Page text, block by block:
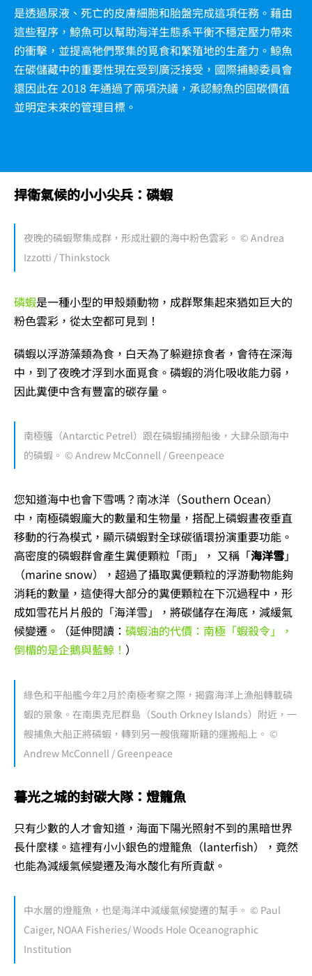
是透過尿液、死亡的皮膚細胞和胎盤完成這項任務。藉由
這些程序，鯨魚可以幫助海洋生態系平衡不穩定壓力帶來
的衝擊，並提高牠們聚集的覓食和繁殖地的生產力。鯨魚
在碳儲藏中的重要性現在受到廣泛接受，國際捕鯨委員會
還因此在 2018 年通過了兩項決議，承認鯨魚的固碳價值
並明定未來的管理目標。
捍衛氣候的小小尖兵：磷蝦
夜晚的磷蝦聚集成群，形成壯觀的海中粉色雲彩。 © Andrea
Izzotti / Thinkstock
磷蝦是一種小型的甲殼類動物，成群聚集起來猶如巨大的
粉色雲彩，從太空都可見到！
磷蝦以浮游藻類為食，白天為了躲避掠食者，會待在深海
中，到了夜晚才浮到水面覓食。磷蝦的消化吸收能力弱，
因此糞便中含有豐富的碳存量。
南極鸌（Antarctic Petrel）跟在磷蝦捕撈船後，大肆朵頤海中
的磷蝦。 © Andrew McConnell / Greenpeace
您知道海中也會下雪嗎？南冰洋（Southern Ocean）
中，南極磷蝦龐大的數量和生物量，搭配上磷蝦晝夜垂直
移動的行為模式，顯示磷蝦對全球碳循環扮演重要功能。
高密度的磷蝦群會產生糞便顆粒「雨」， 又稱「海洋雪」
（marine snow），超過了攝取糞便顆粒的浮游動物能夠
消耗的數量，這使得大部分的糞便顆粒在下沉過程中，形
成如雪花片片般的「海洋雪」，將碳儲存在海底，減緩氣
候變遷。（延伸閱讀： 磷蝦油的代價：南極「蝦殺令」，
倒楣的是企鵝與藍鯨！ ）
綠色和平船艦今年2月於南極考察之際，揭露海洋上漁船轉載磷
蝦的景象。在南奧克尼群島（South Orkney Islands）附近，一
艘捕魚大船正將磷蝦，轉到另一艘俄羅斯籍的運搬船上。 ©
Andrew McConnell / Greenpeace
暮光之城的封碳大隊：燈籠魚
只有少數的人才會知道，海面下陽光照射不到的黑暗世界
長什麼樣。這裡有小小銀色的燈籠魚（lanterfish），竟然
也能為減緩氣候變遷及海水酸化有所貢獻。
中水層的燈籠魚，也是海洋中減緩氣候變遷的幫手。 © Paul
Caiger, NOAA Fisheries/ Woods Hole Oceanographic
Institution